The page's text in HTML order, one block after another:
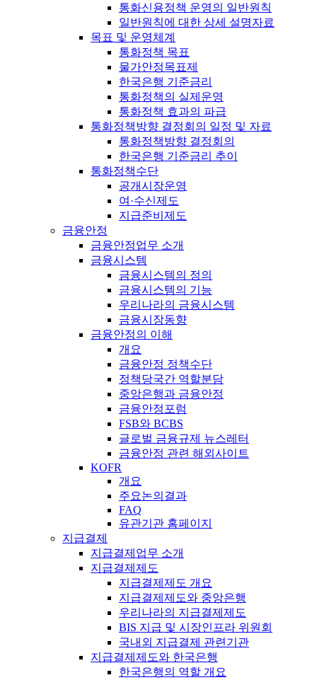
통화신용정책 운영의 일반원칙
일반원칙에 대한 상세 설명자료
목표 및 운영체계
통화정책 목표
물가안정목표제
한국은행 기준금리
통화정책의 실제운영
통화정책 효과의 파급
통화정책방향 결정회의 일정 및 자료
통화정책방향 결정회의
한국은행 기준금리 추이
통화정책수단
공개시장운영
여·수신제도
지급준비제도
금융안정
금융안정업무 소개
금융시스템
금융시스템의 정의
금융시스템의 기능
우리나라의 금융시스템
금융시장동향
금융안정의 이해
개요
금융안정 정책수단
정책당국간 역할분담
중앙은행과 금융안정
금융안정포럼
FSB와 BCBS
글로벌 금융규제 뉴스레터
금융안정 관련 해외사이트
KOFR
개요
주요논의결과
FAQ
유관기관 홈페이지
지급결제
지급결제업무 소개
지급결제제도
지급결제제도 개요
지급결제제도와 중앙은행
우리나라의 지급결제제도
BIS 지급 및 시장인프라 위원회
국내외 지급결제 관련기관
지급결제제도와 한국은행
한국은행의 역할 개요